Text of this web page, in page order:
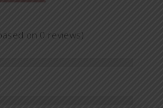
on 0 reviews)